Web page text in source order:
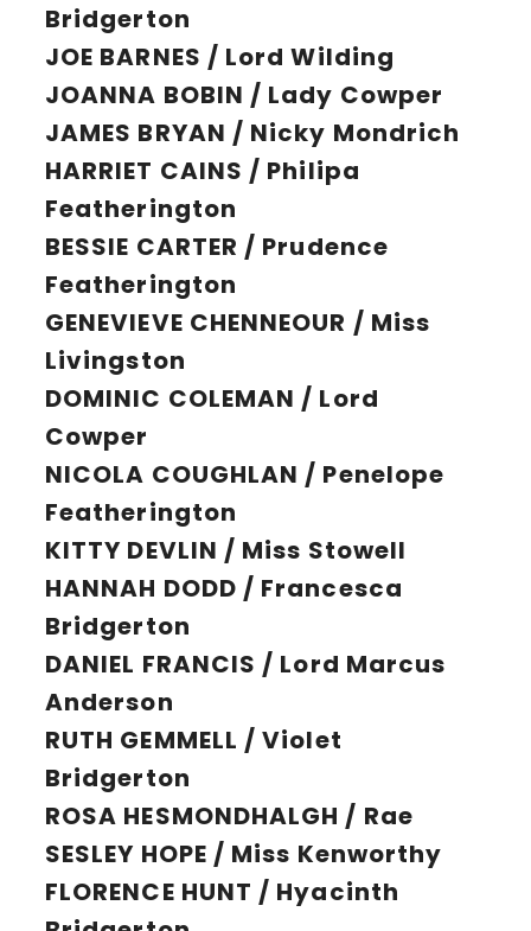
Bridgerton
JOE BARNES / Lord Wilding
JOANNA BOBIN / Lady Cowper
JAMES BRYAN / Nicky Mondrich
HARRIET CAINS / Philipa
Featherington
BESSIE CARTER / Prudence
Featherington
GENEVIEVE CHENNEOUR / Miss
Livingston
DOMINIC COLEMAN / Lord
Cowper
NICOLA COUGHLAN / Penelope
Featherington
KITTY DEVLIN / Miss Stowell
HANNAH DODD / Francesca
Bridgerton
DANIEL FRANCIS / Lord Marcus
Anderson
RUTH GEMMELL / Violet
Bridgerton
ROSA HESMONDHALGH / Rae
SESLEY HOPE / Miss Kenworthy
FLORENCE HUNT / Hyacinth